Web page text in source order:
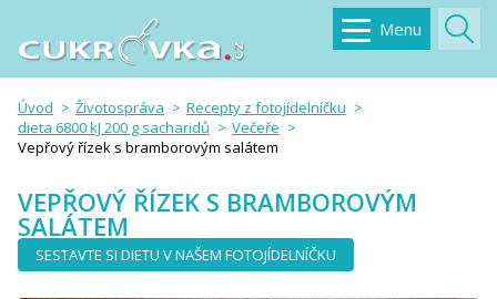
Menu
Úvod Životospráva
Recepty z fotojídelníčku
dieta 6800 kJ 200 g sacharidů
Večeře
Vepřový řízek s bramborovým salátem
VEPŘOVÝ ŘÍZEK S BRAMBOROVÝM
SALÁTEM
SESTAVTE SI DIETU V NAŠEM FOTOJÍDELNÍČKU